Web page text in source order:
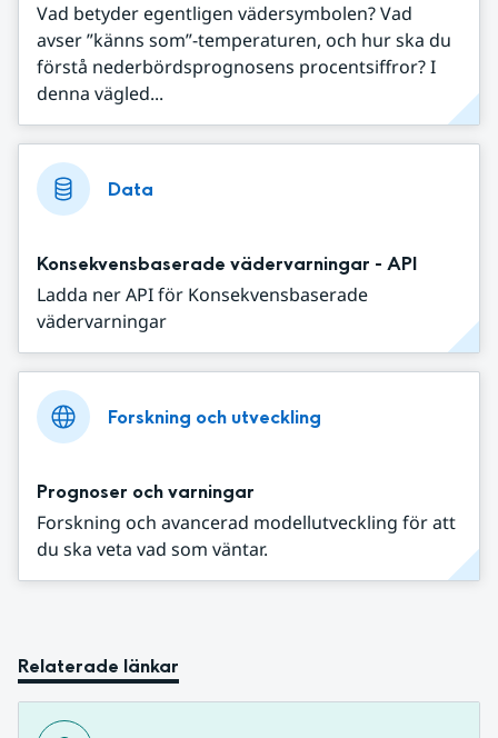
Vad betyder egentligen vädersymbolen? Vad
avser ”känns som”-temperaturen, och hur ska du
förstå nederbördsprognosens procentsiffror? I
denna vägled...
Data
Konsekvensbaserade vädervarningar - API
Ladda ner API för Konsekvensbaserade
vädervarningar
Forskning och utveckling
Prognoser och varningar
Forskning och avancerad modellutveckling för att
du ska veta vad som väntar.
Relaterade länkar